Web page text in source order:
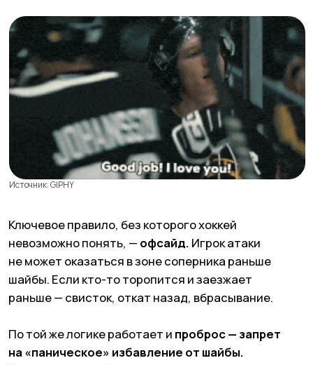
«любят тот момент, когда хоккей становится
боксом». Формально
драться в хоккее
запрещено,
но на практике все чуть иначе. Если
два игрока обоюдносбрасывают перчатки
и начинают драться, судьи обычно
не вмешиваются сразу, а дают «драке» случиться
удаляют обоих игроков на пять минут. Есть
несколько негласных границ: нельзя бить
лежачего, нельзя подключаться третьему, нельзя
срывать шлем соперника или продолжать драку
после вмешательства судьи. За нарушение
последуют серьезные санкции.
Драка — способ снять эмоциональное
напряжение или «ответить» сопернику на грязный
прием. При этом, не забывайте и проэлемент шоу.
Пока мы готовили статью, пообщались сразу
с несколькими хоккейными завсегдатаями —
некоторые думают, что хоккеисты могут затеять
к происходящему на льду.